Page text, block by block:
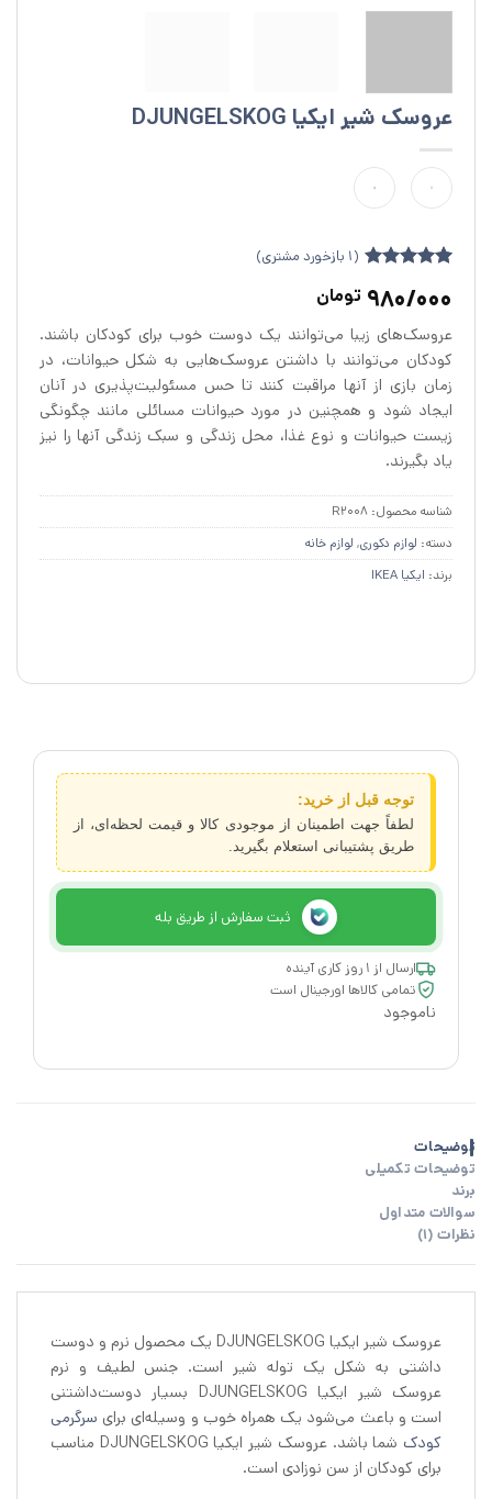
عروسک شیر ایکیا DJUNGELSKOG
از 5 در
مشتری
(
1 بازخورد مشتری)
980/000 تومان
عروسک‌های زیبا می‌توانند یک دوست خوب برای کودکان باشند.
کودکان می‌توانند با داشتن عروسک‌هایی به شکل حیوانات، در
زمان بازی از آنها مراقبت کنند تا حس مسئولیت‌پذیری در آنان
ایجاد شود و همچنین در مورد حیوانات مسائلی مانند چگونگی
زیست حیوانات و نوع غذا، محل زندگی و سبک زندگی آنها را نیز
یاد بگیرند.
شناسه محصول: R2008
دسته: لوازم دکوری, لوازم خانه
برند: ایکیا IKEA
توجه قبل از خرید:
لطفاً جهت اطمینان از موجودی کالا و قیمت لحظه‌ای، از
طریق پشتیبانی استعلام بگیرید.
ثبت سفارش از طریق بله
ارسال از ۱ روز کاری آینده
تمامی کالاها اورجینال است
ناموجود
توضیحات
توضیحات تکمیلی
برند
سوالات متداول
نظرات (1)
عروسک شیر ایکیا DJUNGELSKOG یک محصول نرم و دوست
داشتی به شکل یک توله شیر است. جنس لطیف و نرم
عروسک شیر ایکیا DJUNGELSKOG بسیار دوست‌داشتنی
است و باعث می‌شود یک همراه خوب و وسیله‌ای برای سرگرمی
کودک
شما باشد. عروسک شیر ایکیا DJUNGELSKOG مناسب
برای کودکان از سن نوزادی است.